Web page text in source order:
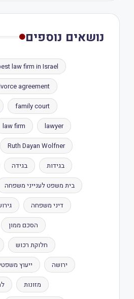
נושאים נוספים
law firm in Israel
agreement
family court
law firm lawyer
Ruth Dayan Wolfner
בגידה בגידות
בית משפט לענייני משפחה
דיני משפחה
הסכם ממון
חלוקת רכוש
ייעוץ ירושה
מזונות